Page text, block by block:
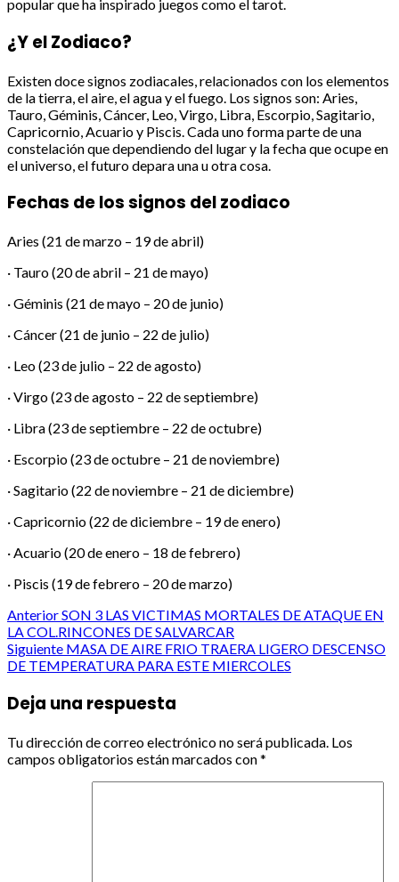
popular que ha inspirado juegos como el tarot.
¿Y el Zodiaco?
Existen doce signos zodiacales, relacionados con los elementos
de la tierra, el aire, el agua y el fuego. Los signos son: Aries,
Tauro, Géminis, Cáncer, Leo, Virgo, Libra, Escorpio, Sagitario,
Capricornio, Acuario y Piscis. Cada uno forma parte de una
constelación que dependiendo del lugar y la fecha que ocupe en
el universo, el futuro depara una u otra cosa.
Fechas de los signos del zodiaco
Aries (21 de marzo – 19 de abril)
· Tauro (20 de abril – 21 de mayo)
· Géminis (21 de mayo – 20 de junio)
· Cáncer (21 de junio – 22 de julio)
· Leo (23 de julio – 22 de agosto)
· Virgo (23 de agosto – 22 de septiembre)
· Libra (23 de septiembre – 22 de octubre)
· Escorpio (23 de octubre – 21 de noviembre)
· Sagitario (22 de noviembre – 21 de diciembre)
· Capricornio (22 de diciembre – 19 de enero)
· Acuario (20 de enero – 18 de febrero)
· Piscis (19 de febrero – 20 de marzo)
Post
navigation
AnteriorSON 3 LAS VICTIMAS MORTALES DE ATAQUE EN
LA COL.RINCONES DE SALVARCAR
Siguiente MASA DE AIRE FRIO TRAERA LIGERO DESCENSO
DE TEMPERATURA PARA ESTE MIERCOLES
Deja una respuesta
Tu dirección de correo electrónico no será publicada. Los
campos obligatorios están marcados con*